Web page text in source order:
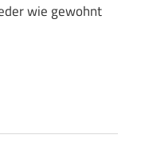
wie gewohnt